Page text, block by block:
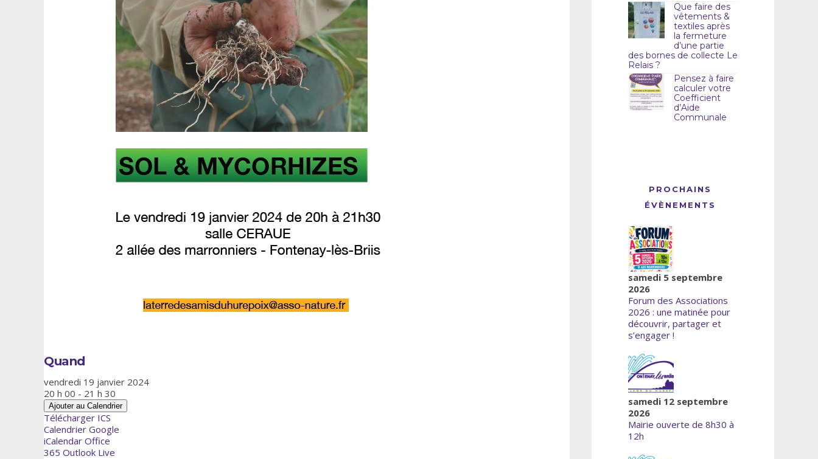
Quand
vendredi 19 janvier 2024
20 h 00 - 21 h 30
Ajouter au Calendrier
Télécharger ICS
Calendrier Google
iCalendar Office
365 Outlook Live
Que faire des
vêtements &
textiles après
la fermeture
d’une partie
des bornes de collecte Le
Relais ?
Pensez à faire
calculer votre
Coefficient
d’Aide
Communale
PROCHAINS
ÉVÈNEMENTS
samedi 5 septembre
2026
Forum des Associations
2026 : une matinée pour
découvrir, partager et
s’engager !
samedi 12 septembre
2026
Mairie ouverte de 8h30 à
12h